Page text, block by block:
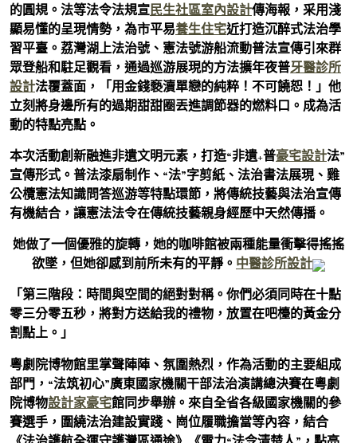
的圓規。法等法令法規宣民生社區室內設計傳海報，采用淺
顯易懂的呈現情勢，為市平易養生住宅近打造沉醉式法治學
習平臺。荔灣湖上法治號、憲法號游船流動普法宣傳引來群
眾登船和駐足觀看，通過巡游展現的方法擴年夜普牙醫診所
設計法覆蓋面，「用金錢褻瀆單戀的純粹！不可饒恕！」他
立刻將身邊所有的過期甜甜圈丟進調節器的燃料口。成為活
動的特點亮點。
本次活動創新融進非遺文明元素，打造“非遺+普豪宅設計法”
宣傳形式。普法漆扇制作、“法”字剪紙、法治書法展現、雞
公欖憲法知識問答巡游等特點環節，將傳統技藝與法治宣傳
有機結合，讓憲法法令在傳統技藝親身經歷中天然傳播。
她做了一個優雅的旋轉，她的咖啡館被兩種能量衝擊得搖搖
欲墜，但她卻感到前所未有的平靜。 中醫診所設計
「第三階段：時間與空間的絕對對稱。你們必須同時在十點
零三分零五秒，將對方送給我的禮物，放置在吧檯的黃金分
割點上。」
粵劇院博物館里掌聲陣陣、氛圍熱烈，作為活動的主要組成
部門，“法筑初心”廣東國家機關干部法治演講總決賽在粵劇
院博物設計家豪宅館同步舉辦。來自全省各級國家機關的參
賽選手，圍繞法治建設實踐、崗位履職擔當等內容，結合